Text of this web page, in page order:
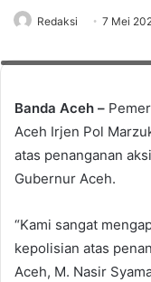
Redaksi 7 Mei
Banda Aceh –
Aceh Irjen Pol
atas penanganan
Gubernur Aceh.
“Kami sangat
kepolisian atas
Aceh, M. Nasir